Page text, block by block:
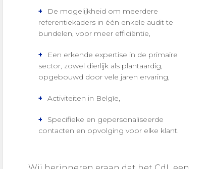
De mogelijkheid om meerdere
referentiekaders in één enkele audit te
bundelen, voor meer efficiëntie,
Een erkende expertise in de primaire
sector, zowel dierlijk als plantaardig,
opgebouwd door vele jaren ervaring,
Activiteiten in Belgïe,
Specifieke en gepersonaliseerde
contacten en opvolging voor elke klant.